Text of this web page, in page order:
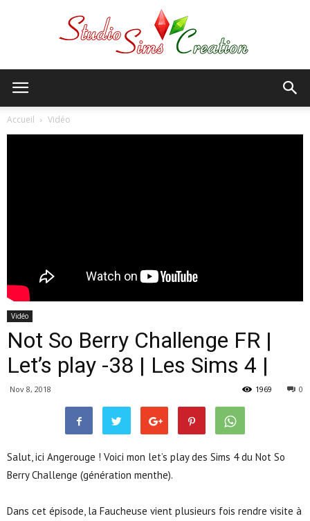
Accueil Vidéo
Vidéo
Not So Berry Challenge FR |
Let’s play -38 | Les Sims 4 |
Nov 8, 2018 0
1969
Salut, ici Angerouge ! Voici mon let’s play des Sims 4 du Not So
Berry Challenge (génération menthe).
Dans cet épisode, la Faucheuse vient plusieurs fois rendre visite à